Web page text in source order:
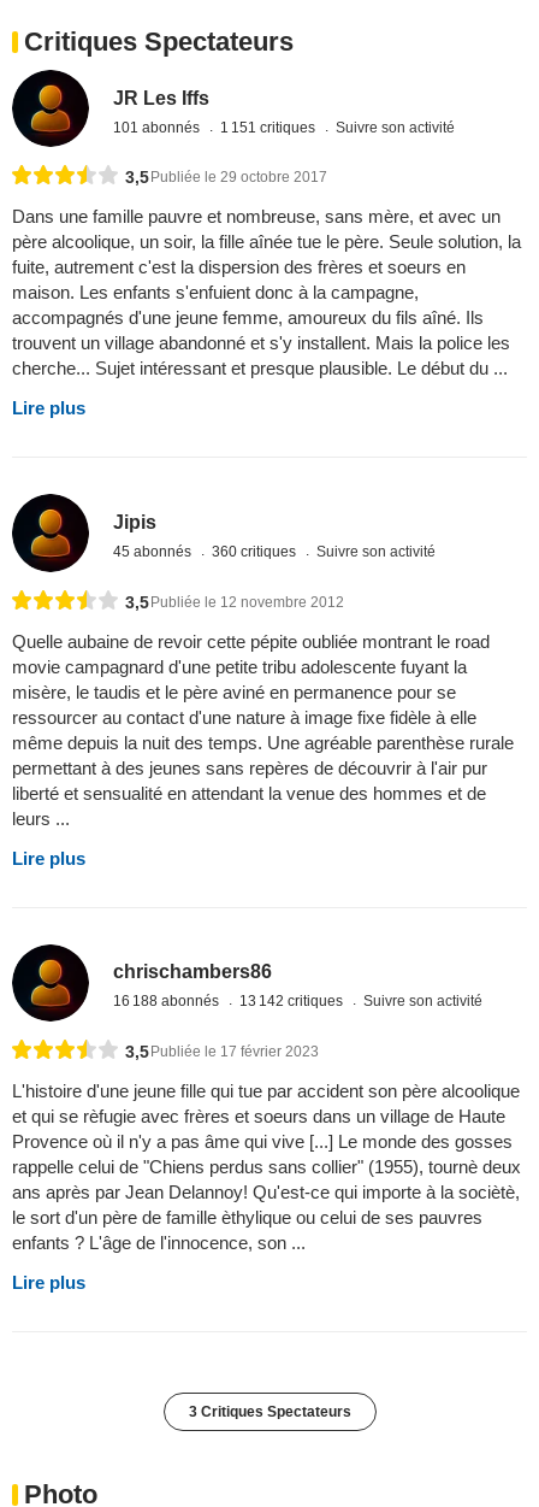
Critiques Spectateurs
JR Les Iffs
101 abonnés 1 151 critiques Suivre son activité
3,5 Publiée le 29 octobre 2017
Dans une famille pauvre et nombreuse, sans mère, et avec un
père alcoolique, un soir, la fille aînée tue le père. Seule solution, la
fuite, autrement c'est la dispersion des frères et soeurs en
maison. Les enfants s'enfuient donc à la campagne,
accompagnés d'une jeune femme, amoureux du fils aîné. Ils
trouvent un village abandonné et s'y installent. Mais la police les
cherche... Sujet intéressant et presque plausible. Le début du ...
Lire plus
Jipis
45 abonnés 360 critiques Suivre son activité
3,5Publiée le 12 novembre 2012
Quelle aubaine de revoir cette pépite oubliée montrant le road
movie campagnard d'une petite tribu adolescente fuyant la
misère, le taudis et le père aviné en permanence pour se
ressourcer au contact d'une nature à image fixe fidèle à elle
même depuis la nuit des temps. Une agréable parenthèse rurale
permettant à des jeunes sans repères de découvrir à l'air pur
liberté et sensualité en attendant la venue des hommes et de
leurs ...
Lire plus
chrischambers86
16 188 abonnés 13 142 critiques Suivre son activité
3,5Publiée le 17 février 2023
L'histoire d'une jeune fille qui tue par accident son père alcoolique
et qui se rèfugie avec frères et soeurs dans un village de Haute
Provence où il n'y a pas âme qui vive [...] Le monde des gosses
rappelle celui de "Chiens perdus sans collier" (1955), tournè deux
ans après par Jean Delannoy! Qu'est-ce qui importe à la sociètè,
le sort d'un père de famille èthylique ou celui de ses pauvres
enfants ? L'âge de l'innocence, son ...
Lire plus
3 Critiques Spectateurs
Photo